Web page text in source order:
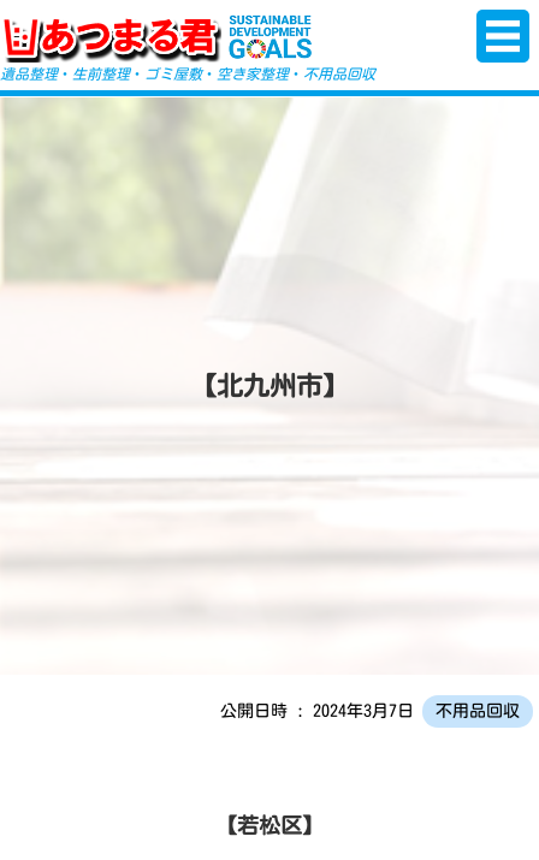
-->
遺品整理・ 生前整理・ ゴミ屋敷・ 空き家整理・ 不用品回収
【北九州市】
公開日時 : 2024年3月7日 不用品回収
【若松区】